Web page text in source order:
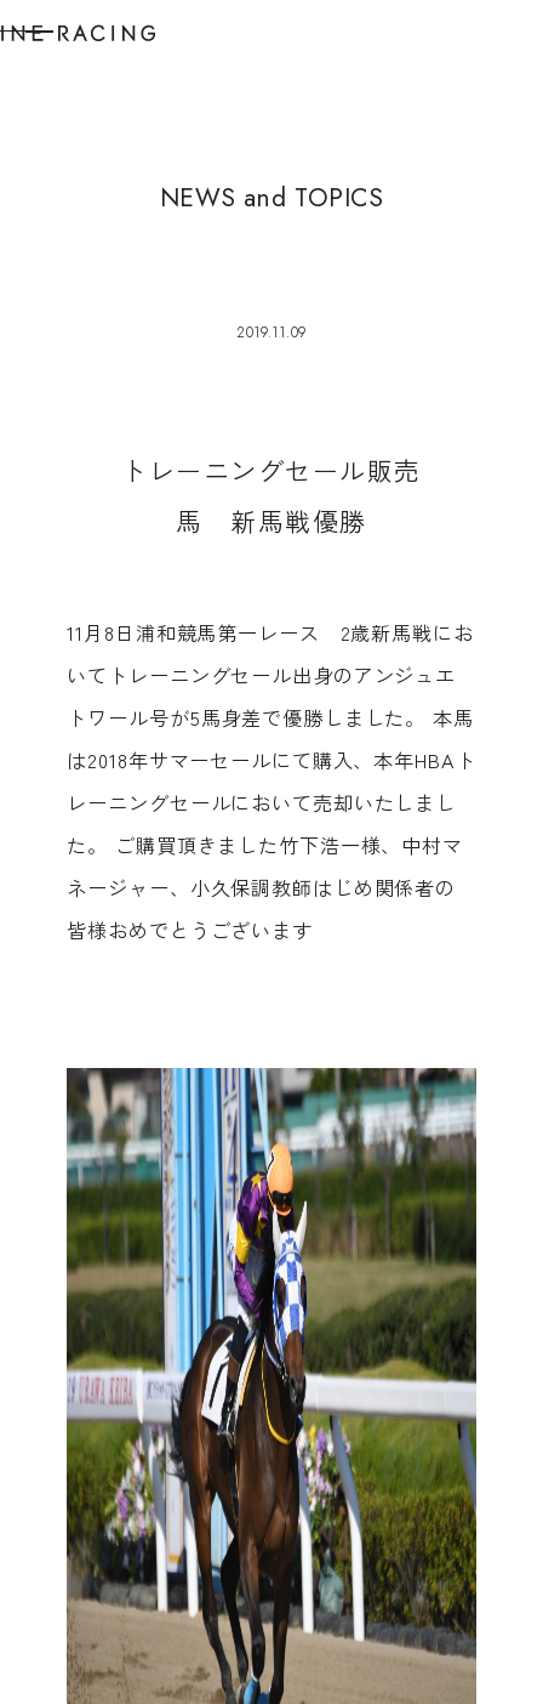
NEWS and TOPICS
2019.11.09
ト レー ニ ン グセ ール販売
馬
新馬戦優勝
11月8日浦和競馬第一レース 2歳新馬戦にお
いてトレーニングセール出身のアンジュエ
トワール号が5馬身差で優勝しました。 本馬
は2018年サマーセールにて購入、本年HBA‬ト
レーニングセールにおいて売却いたしまし
た。 ご購買頂きました竹下浩一様、中村マ
ネージャー、小久保調教師はじめ関係者の
皆様おめでとうございます ‬